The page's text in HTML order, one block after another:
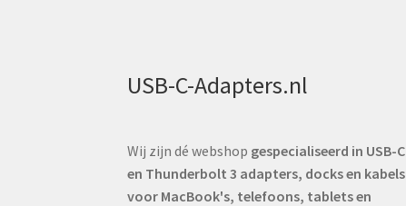
USB-C-Adapters.nl
Wij zijn dé webshop gespecialiseerd in USB-C
en Thunderbolt 3 adapters, docks en kabels
voor MacBook's, telefoons, tablets en